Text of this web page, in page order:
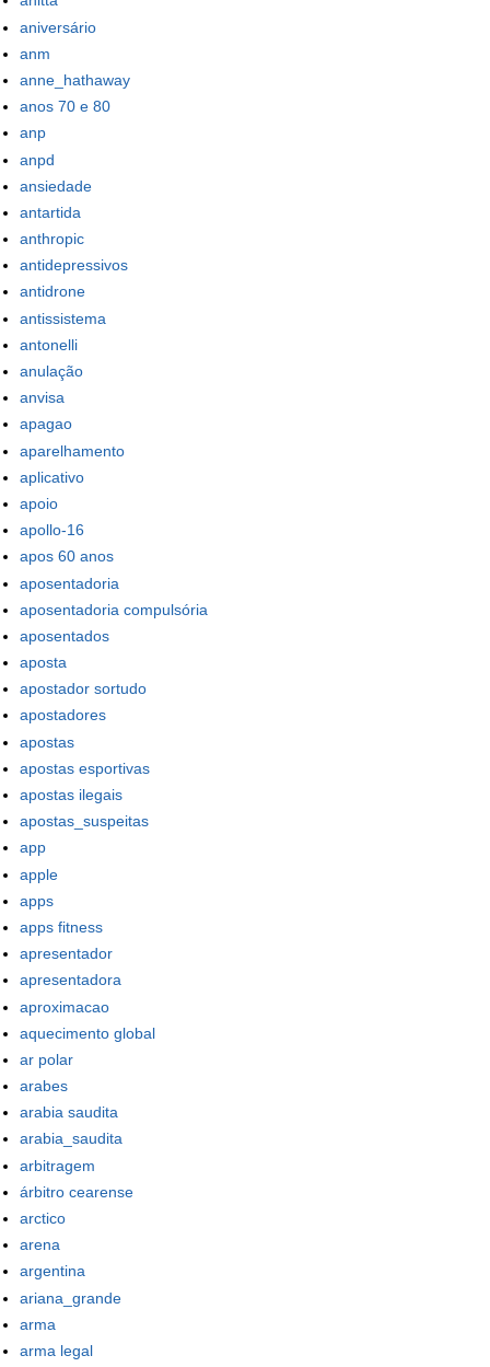
aniversário
anm
anne_hathaway
anos 70 e 80
anp
anpd
ansiedade
antartida
anthropic
antidepressivos
antidrone
antissistema
antonelli
anulação
anvisa
apagao
aparelhamento
aplicativo
apoio
apollo-16
apos 60 anos
aposentadoria
aposentadoria compulsória
aposentados
aposta
apostador sortudo
apostadores
apostas
apostas esportivas
apostas ilegais
apostas_suspeitas
app
apple
apps
apps fitness
apresentador
apresentadora
aproximacao
aquecimento global
ar polar
arabes
arabia saudita
arabia_saudita
arbitragem
árbitro cearense
arctico
arena
argentina
ariana_grande
arma
arma legal